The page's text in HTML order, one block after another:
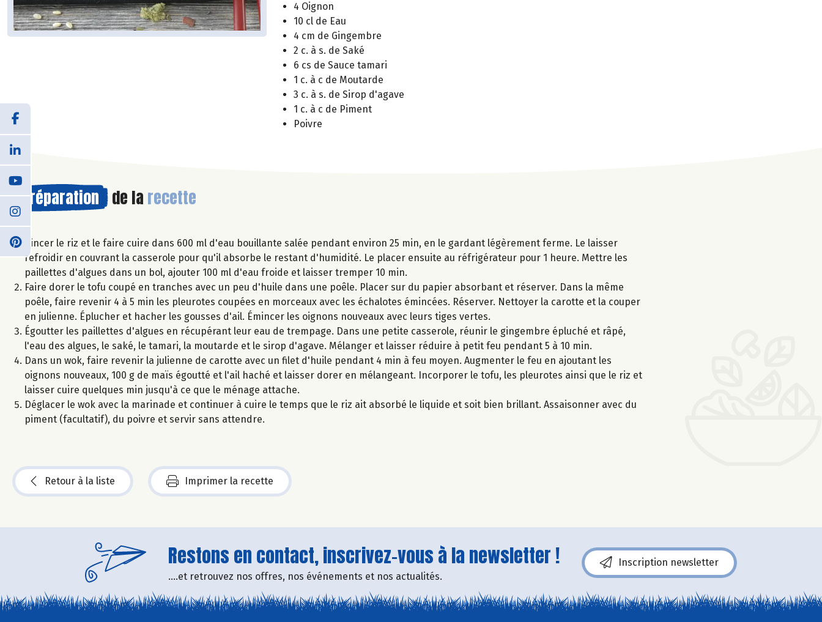
4 Oignon
10 cl de Eau
4 cm de Gingembre
2 c. à s. de Saké
6 cs de Sauce tamari
1 c. à c de Moutarde
3 c. à s. de Sirop d'agave
1 c. à c de Piment
Poivre
Préparation de la recette
Rincer le riz et le faire cuire dans 600 ml d'eau bouillante salée pendant environ 25 min, en le gardant légèrement ferme. Le laisser
refroidir en couvrant la casserole pour qu'il absorbe le restant d'humidité. Le placer ensuite au réfrigérateur pour 1 heure. Mettre les
paillettes d'algues dans un bol, ajouter 100 ml d'eau froide et laisser tremper 10 min.
Faire dorer le tofu coupé en tranches avec un peu d'huile dans une poêle. Placer sur du papier absorbant et réserver. Dans la même
poêle, faire revenir 4 à 5 min les pleurotes coupées en morceaux avec les échalotes émincées. Réserver. Nettoyer la carotte et la couper
en julienne. Éplucher et hacher les gousses d'ail. Émincer les oignons nouveaux avec leurs tiges vertes.
Égoutter les paillettes d'algues en récupérant leur eau de trempage. Dans une petite casserole, réunir le gingembre épluché et râpé,
l'eau des algues, le saké, le tamari, la moutarde et le sirop d'agave. Mélanger et laisser réduire à petit feu pendant 5 à 10 min.
Dans un wok, faire revenir la julienne de carotte avec un filet d'huile pendant 4 min à feu moyen. Augmenter le feu en ajoutant les
oignons nouveaux, 100 g de maïs égoutté et l'ail haché et laisser dorer en mélangeant. Incorporer le tofu, les pleurotes ainsi que le riz et
laisser cuire quelques min jusqu'à ce que le ménage attache.
Déglacer le wok avec la marinade et continuer à cuire le temps que le riz ait absorbé le liquide et soit bien brillant. Assaisonner avec du
piment (facultatif), du poivre et servir sans attendre.
Retour à la liste Imprimer la recette
Restons en contact, inscrivez-vous à la newsletter !
....et retrouvez nos offres, nos événements et nos actualités.
Inscription newsletter